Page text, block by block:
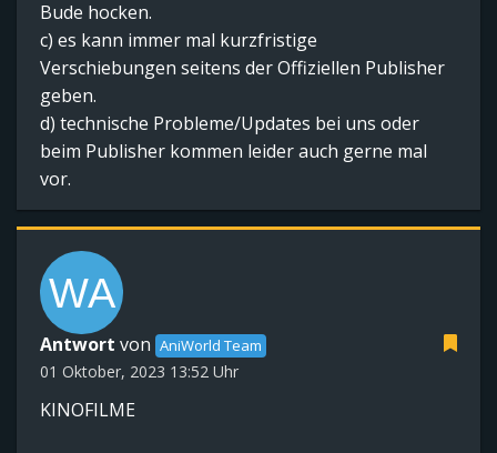
Bude hocken.
c) es kann immer mal kurzfristige
Verschiebungen seitens der Offiziellen Publisher
geben.
d) technische Probleme/Updates bei uns oder
beim Publisher kommen leider auch gerne mal
vor.
Antwort von AniWorld Team
01 Oktober, 2023 13:52 Uhr
KINOFILME